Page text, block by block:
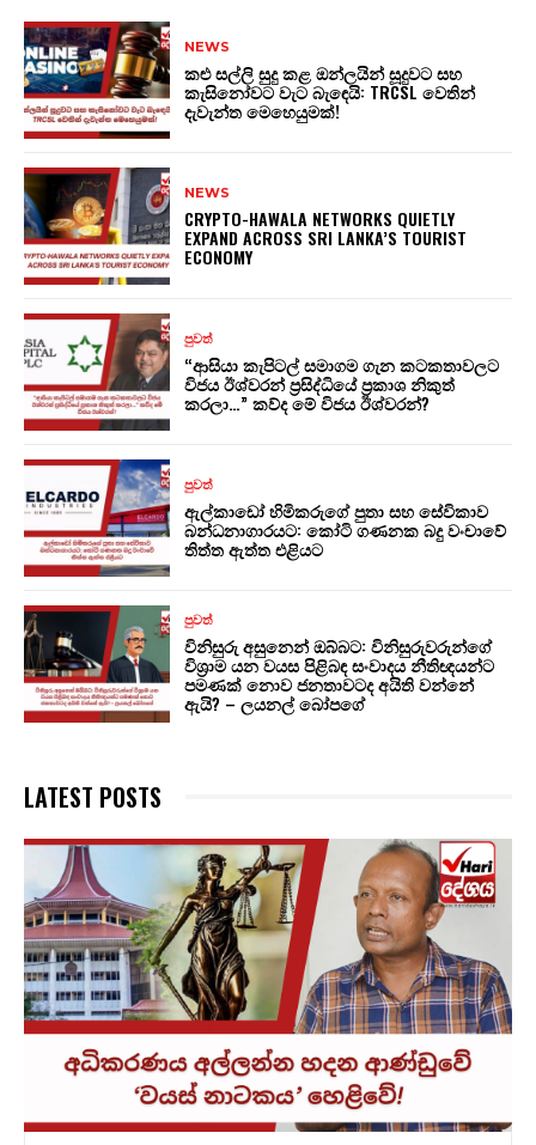
NEWS
කළු සල්ලි සුදු කළ ඔන්ලයින් සූදුවට සහ
කැසිනෝවට වැට බැඳෙයි: TRCSL වෙතින්
දැවැන්ත මෙහෙයුමක්!
NEWS
CRYPTO-HAWALA NETWORKS QUIETLY
EXPAND ACROSS SRI LANKA’S TOURIST
ECONOMY
පුවත්
“ආසියා කැපිටල් සමාගම ගැන කටකතාවලට
විජය ඊශ්වරන් ප්‍රසිද්ධියේ ප්‍රකාශ නිකුත්
කරලා…” කව්ද මේ විජය ඊශ්වරන්?
පුවත්
ඇල්කාඩෝ හිමිකරුගේ පුතා සහ සේවිකාව
බන්ධනාගාරයට: කෝටි ගණනක බදු වංචාවේ
තිත්ත ඇත්ත එළියට
පුවත්
විනිසුරු අසුනෙන් ඔබ්බට: විනිසුරුවරුන්ගේ
විශ්‍රාම යන වයස පිළිබඳ සංවාදය නීතිඥයන්ට
පමණක් නොව ජනතාවටද අයිති වන්නේ
ඇයි? – ලයනල් බෝපගේ
LATEST POSTS